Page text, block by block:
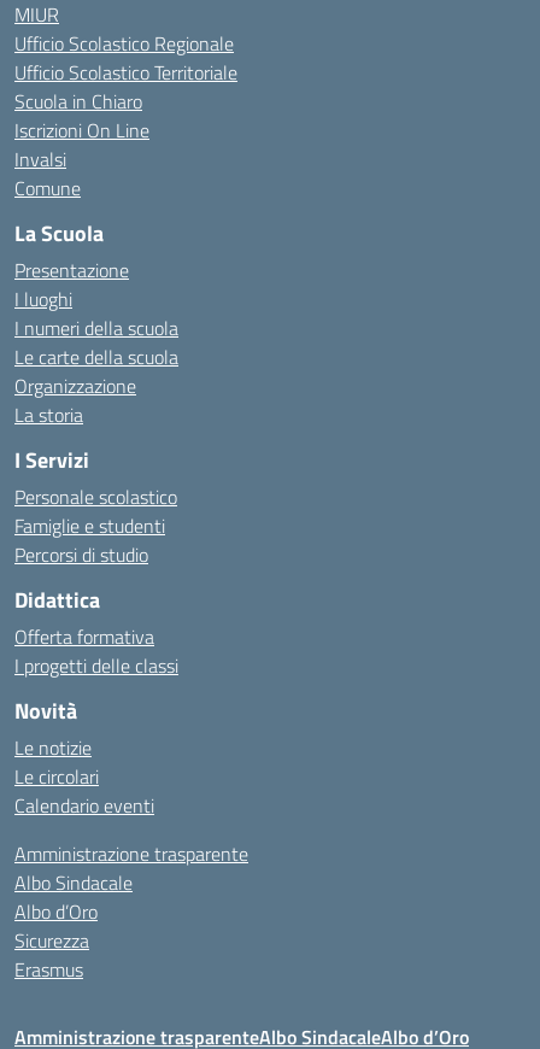
MIUR
Ufficio Scolastico Regionale
Ufficio Scolastico Territoriale
Scuola in Chiaro
Iscrizioni On Line
Invalsi
Comune
La Scuola
Presentazione
I luoghi
I numeri della scuola
Le carte della scuola
Organizzazione
La storia
I Servizi
Personale scolastico
Famiglie e studenti
Percorsi di studio
Didattica
Offerta formativa
I progetti delle classi
Novità
Le notizie
Le circolari
Calendario eventi
Amministrazione trasparente
Albo Sindacale
Albo d’Oro
Sicurezza
Erasmus
Amministrazione trasparenteAlbo SindacaleAlbo d’Oro